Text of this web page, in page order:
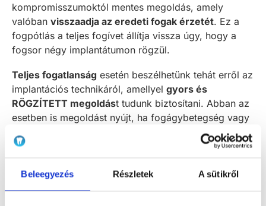
Beleegyezés Részletek A sütikről
kompromisszumoktól mentes megoldás, amely
valóban visszaadja az eredeti fogak érzetét. Ez a
fogpótlás a teljes fogívet állítja vissza úgy, hogy a
fogsor négy implantátumon rögzül.
Teljes fogatlanság esetén beszélhetünk tehát erről az
implantációs technikáról, amellyel gyors és
RÖGZÍTETT megoldást tudunk biztosítani. Abban az
esetben is megoldást nyújt, ha fogágybetegség vagy
egyéb okból kifolyólag tönkrementek a fogai és el
kell távolítani azokat.
VISSZAHÍVÁST KÉREK!